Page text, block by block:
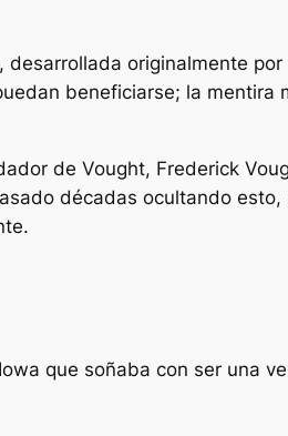
originalmente
beneficiarse; la mentira
de Vought, Frederick
décadas ocultando
que soñaba con ser una